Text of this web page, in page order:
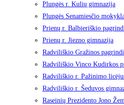
Plungės r. Kulių gimnazija
Plungės Senamiesčio
Prienų r. Balbieriškio
Prienų r. Jiezno gimnazija
Radviliškio Gražinos
Radviliškio Vinco Kudirkos
Radviliškio r. Pažinimo
Radviliškio r. Šeduvos
Raseinių Prezidento Jono